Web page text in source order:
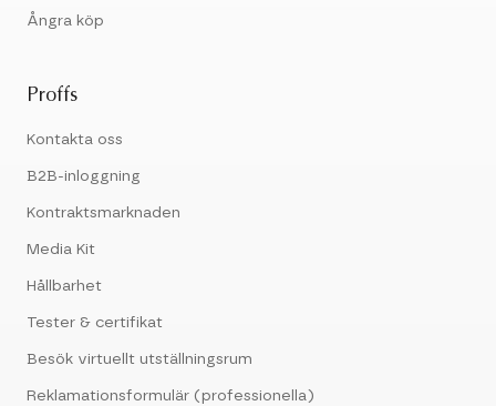
Ångra köp
Proffs
Kontakta oss
B2B-inloggning
Kontraktsmarknaden
Media Kit
Hållbarhet
Tester & certifikat
Besök virtuellt utställningsrum
Reklamationsformulär (professionella)